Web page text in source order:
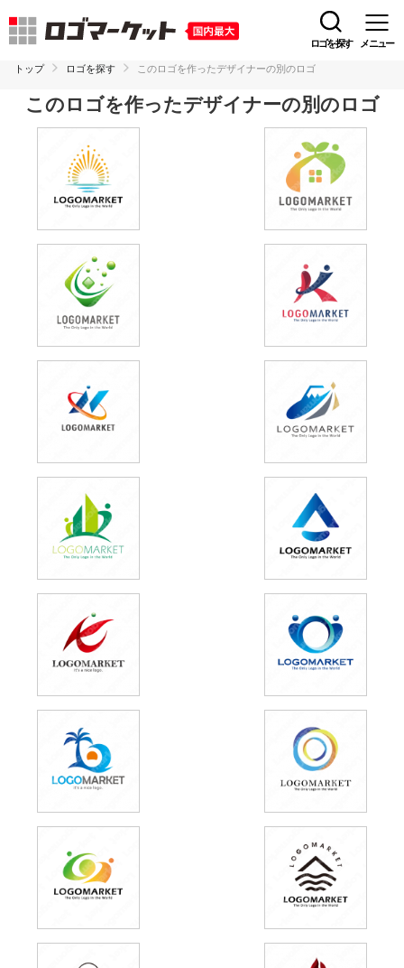
ロゴを探す メニュー
トップ ロゴを探す このロゴを作ったデザイナーの別のロゴ
このロゴを作ったデザイナーの別のロゴ